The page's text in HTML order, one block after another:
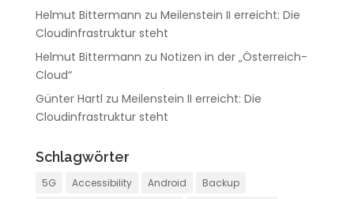
Helmut Bittermann zu Meilenstein II erreicht: Die
Cloudinfrastruktur steht
Helmut Bittermann zu Notizen in der „Österreich-
Cloud“
Günter Hartl zu Meilenstein II erreicht: Die
Cloudinfrastruktur steht
Schlagwörter
5G Accessibility Android
Backup